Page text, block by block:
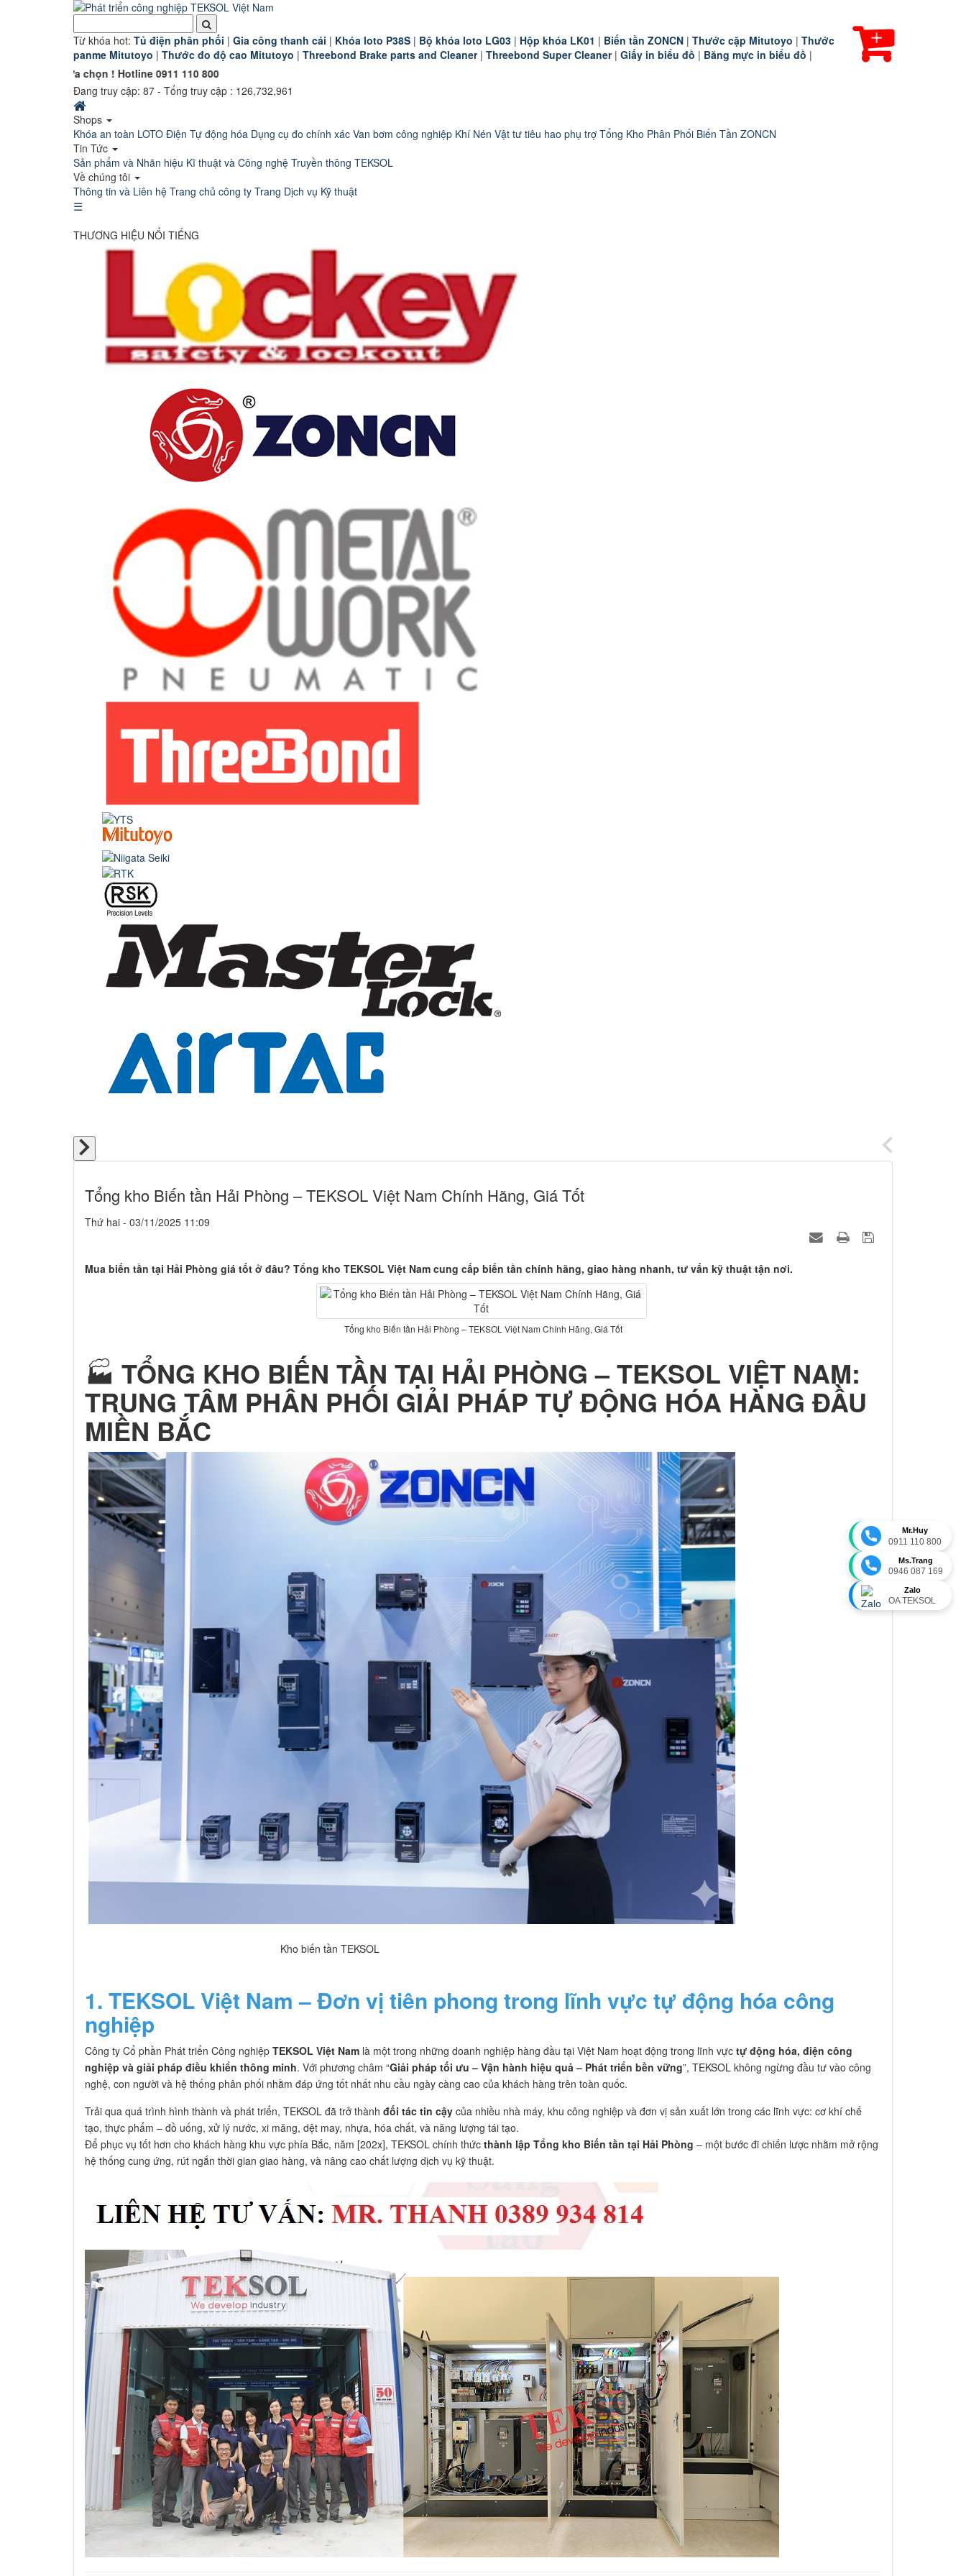
Mr.Huy
0911 110 800
Ms.Trang
0946 087 169
Zalo
OA TEKSOL
Từ khóa hot: Tủ điện phân phối | Gia công thanh cái | Khóa loto P38S | Bộ khóa loto LG03 | Hộp khóa LK01 | Biến tần ZONCN | Thước cặp Mitutoyo | Thước
panme Mitutoyo | Thước đo độ cao Mitutoyo | Threebond Brake parts and Cleaner| Threebond Super Cleaner| Giấy in biểu đồ | Băng mực in biểu đồ |
! Hotline 0911 110 800
Đang truy cập: 87 - Tổng truy cập : 126,732,961
Shops
Khóa an toàn LOTO Điện Tự động hóa Dụng cụ đo chính xác Van bơm công nghiệp Khí Nén Vật tư tiêu hao phụ trợ Tổng Kho Phân Phối Biến Tần ZONCN
Tin Tức
Sản phẩm và Nhãn hiệu Kĩ thuật và Công nghệ Truyền thông TEKSOL
Về chúng tôi
Thông tin và Liên hệ Trang chủ công ty Trang Dịch vụ Kỹ thuật
☰
THƯƠNG HIỆU NỔI TIẾNG
Tổng kho Biến tần Hải Phòng – TEKSOL Việt Nam Chính Hãng, Giá Tốt
Thứ hai - 03/11/2025 11:09
Mua biến tần tại Hải Phòng giá tốt ở đâu? Tổng kho TEKSOL Việt Nam cung cấp biến tần chính hãng, giao hàng nhanh, tư vấn kỹ thuật tận nơi.
Tổng kho Biến tần Hải Phòng – TEKSOL Việt Nam Chính Hãng, Giá Tốt
🏭 TỔNG KHO BIẾN TẦN TẠI HẢI PHÒNG – TEKSOL VIỆT NAM:
TRUNG TÂM PHÂN PHỐI GIẢI PHÁP TỰ ĐỘNG HÓA HÀNG ĐẦU
MIỀN BẮC
Kho biến tần TEKSOL
1. TEKSOL Việt Nam – Đơn vị tiên phong trong lĩnh vực tự động hóa công
nghiệp
Công ty Cổ phần Phát triển Công nghiệp TEKSOL Việt Nam là một trong những doanh nghiệp hàng đầu tại Việt Nam hoạt động trong lĩnh vực tự động hóa, điện công
nghiệp và giải pháp điều khiển thông minh. Với phương châm “Giải pháp tối ưu – Vận hành hiệu quả – Phát triển bền vững”, TEKSOL không ngừng đầu tư vào công
nghệ, con người và hệ thống phân phối nhằm đáp ứng tốt nhất nhu cầu ngày càng cao của khách hàng trên toàn quốc.
Trải qua quá trình hình thành và phát triển, TEKSOL đã trở thành đối tác tin cậy của nhiều nhà máy, khu công nghiệp và đơn vị sản xuất lớn trong các lĩnh vực: cơ khí chế
tạo, thực phẩm – đồ uống, xử lý nước, xi măng, dệt may, nhựa, hóa chất, và năng lượng tái tạo.
Để phục vụ tốt hơn cho khách hàng khu vực phía Bắc, năm [202x], TEKSOL chính thức thành lập Tổng kho Biến tần tại Hải Phòng – một bước đi chiến lược nhằm mở rộng
hệ thống cung ứng, rút ngắn thời gian giao hàng, và nâng cao chất lượng dịch vụ kỹ thuật.